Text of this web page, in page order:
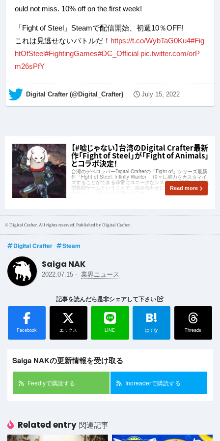
ould not miss. 10% off on the first week!
「Fight of Steel」Steamで配信開始、初週10％OFF!
これは見逃せないバトルだ！ https://t.co/WybTaG0Ku4#Fig
htOfSteel#FightingGames#DC_Official pic.twitter.com/orP
m26sPfY
— Digital Crafter (@Digital_Crafter) July 15, 2022
【#嘘じゃない】台湾のDigital Crafter最新
作「Fight of Steel」が「Fight of Animals」
とコラボ決定！
台湾のデベロッパーDigital Crafterの「Fight of」シリーズ最新
作「Fight of Steel: Infinity Warrior」 様々に能力をカスタマイ
ズすることができる非常にユニークなシステムを採用した対戦
型格闘ゲームということで、組み合わせによって可能性は無限
Read more
© Digital Crafter. All rights reserved. Published by Digital Crafter.
Digital Crafter Steam
Saiga NAK
2022.07.15 - 業界ニュース
記事を読んだら是非シェアして下さい
Facebook エックス LINE
B!
はてな Threads
Saiga NAKの更新情報を受け取る
Feedlyで購読する Inoreaderで購読する
Related entry 関連記事